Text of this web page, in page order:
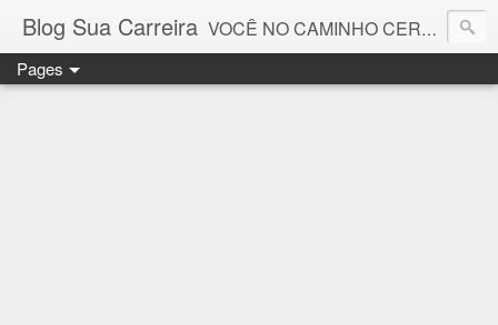
Blog Sua Carreira VOCÊ NO CAMINHO CERTO! 🤓💻🚀
Pages